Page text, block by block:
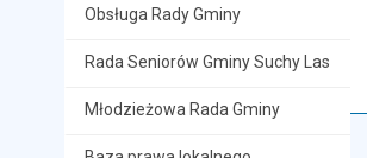
Obsługa Rady Gminy
Rada Seniorów Gminy Suchy Las
Młodzieżowa Rada Gminy